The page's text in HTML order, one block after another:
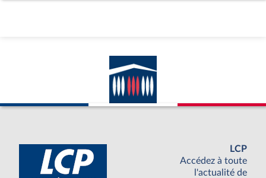
LCP
Accédez à toute
l'actualité de